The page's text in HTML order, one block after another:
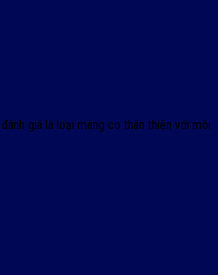
giá là loại màng co thân thiện với môi